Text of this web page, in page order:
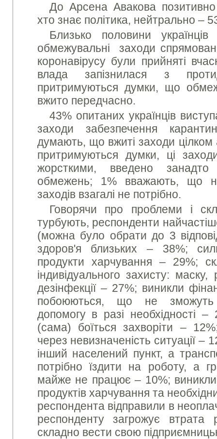
До Арсена Авакова
хто знає політика, нейтрально –
Близько половини
обмежувальні заходи
коронавірусу були прийняті
влада запізнилася з
притримуються думки, що
вжито передчасно.
43% опитаних українців
заходи забезпечення
думають, що вжиті заходи цілком
притримуються думки, ці
жорсткими, введено занадто
обмежень; 1% вважають, що
заходів взагалі не потрібно.
Говорячи про проблеми і
турбують, респонденти
(можна було обрати до 3
здоров'я близьких – 38%;
продукти харчування – 29%;
індивідуального захисту:
дезінфекції – 27%; виникли
побоюються, що не зможуть
допомогу в разі необхідності
(сама) боїться захворіти –
через невизначеність ситуації –
інший населений пункт, а
потрібно їздити на роботу, а
майже не працює – 10%; виникли
продуктів харчування та
респондента відправили в
респонденту загрожує
складно вести свою